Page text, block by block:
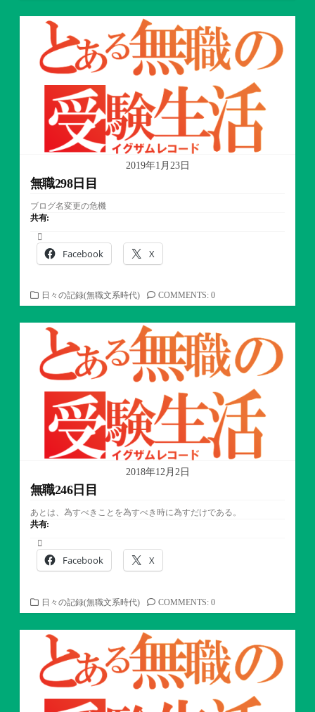
ゴ
2019年1月23日
無職298日目
ブログ名変更の危機
共有:
Facebook X
カ
テ
ゴ
日々の記録(無職文系時代) COMMENTS: 0
2018年12月2日
無職246日目
あとは、為すべきことを為すべき時に為すだけである。
共有:
Facebook X
カ
テ
ゴ
日々の記録(無職文系時代) COMMENTS: 0